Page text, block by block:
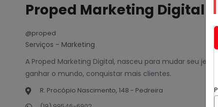
Proped Marketing Digital
@proped
Serviços - Marketing
A Proped Marketing Digital, nasceu para mudar seu
ganhar o mundo, conquistar mais clientes.
R. Procópio Nascimento, 148 - Pedreira